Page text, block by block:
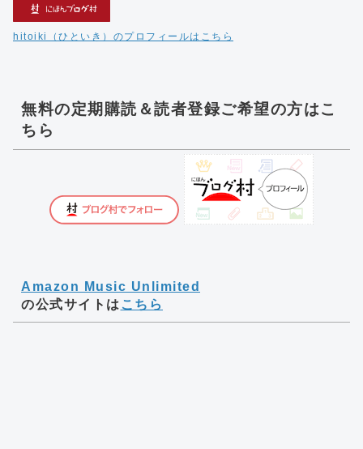
hitoiki（ひといき）のプロフィールはこちら
無料の定期購読＆読者登録ご希望の方はこ
ちら
Amazon Music Unlimited
の公式サイトは こちら